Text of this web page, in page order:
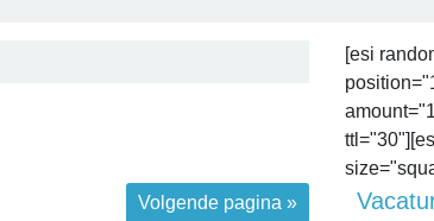
Volgende pagina »
[esi